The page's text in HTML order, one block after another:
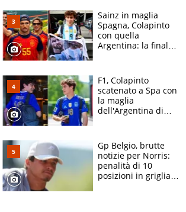
Sainz in maglia
Spagna, Colapinto
con quella
Argentina: la finale
vede l'ora
F1, Colapinto
scatenato a Spa con
la maglia
dell'Argentina di
le parolacce"
Gp Belgio, brutte
notizie per Norris:
penalità di 10
posizioni in griglia,